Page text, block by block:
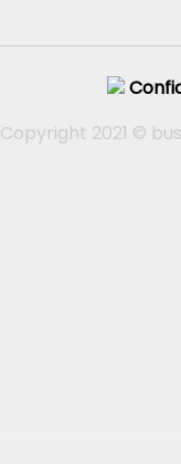
Copyright 2021 ©